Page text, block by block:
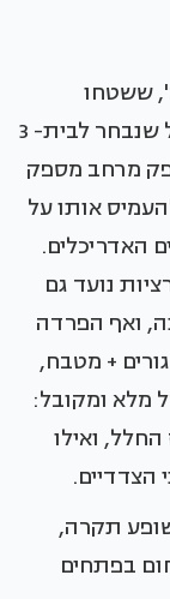
יוצר חלל פנים גבוה- 3.5 מ', ששטחו
המתפרש על 27 מ"ר אינו אקראי. "הגודל שנבחר לבית- 3
מספק מרחב מספק
אותו על
האדריכלים.
נועד גם
ואף הפרדה
+ מטבח,
מלא ומקובל:
ואילו
הצדדיים.